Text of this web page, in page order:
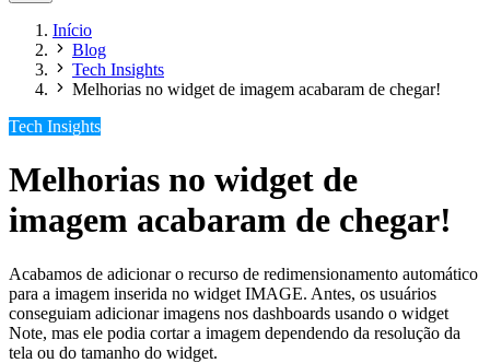
Início
Blog
Tech Insights
Melhorias no widget de imagem acabaram de chegar!
Tech Insights
Melhorias no widget de
imagem acabaram de chegar!
Acabamos de adicionar o recurso de redimensionamento automático
para a imagem inserida no widget IMAGE. Antes, os usuários
conseguiam adicionar imagens nos dashboards usando o widget
Note, mas ele podia cortar a imagem dependendo da resolução da
tela ou do tamanho do widget.